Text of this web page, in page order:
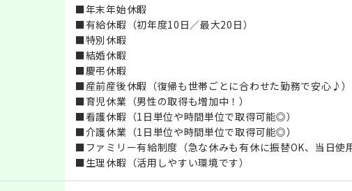
■年末年始休暇
■有給休暇（初年度10日／最大20日）
■特別休暇
■結婚休暇
■慶弔休暇
■産前産後休暇（復帰も世帯ごとに合わせた勤務で安心♪）
■育児休業（男性の取得も増加中！）
■看護休暇（1日単位や時間単位で取得可能◎）
■介護休業（1日単位や時間単位で取得可能◎）
■ファミリー有給制度（急な休みも有休に振替OK、当日
■生理休暇（活用しやすい環境です）